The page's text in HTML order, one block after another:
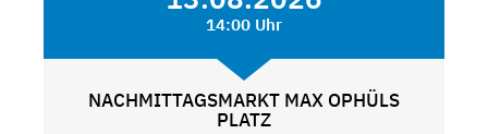
14:00 Uhr
NACHMITTAGSMARKT MAX OPHÜLS
PLATZ